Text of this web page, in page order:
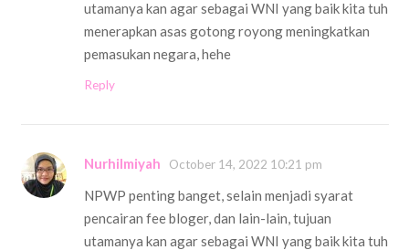
utamanya kan agar sebagai WNI yang baik kita tuh
menerapkan asas gotong royong meningkatkan
pemasukan negara, hehe
Reply
Nurhilmiyah October 14, 2022 10:21 pm
NPWP penting banget, selain menjadi syarat
pencairan fee bloger, dan lain-lain, tujuan
utamanya kan agar sebagai WNI yang baik kita tuh